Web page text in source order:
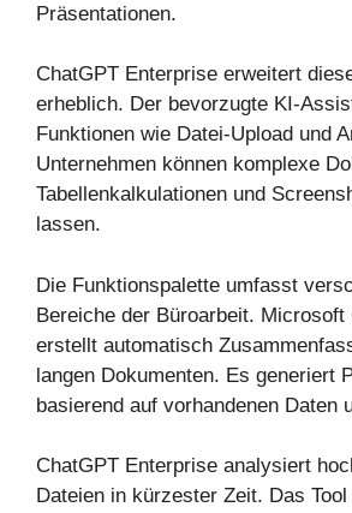
Präsentationen.
ChatGPT Enterprise erweitert
erheblich. Der bevorzugte KI-
Funktionen wie Datei-Upload und
Unternehmen können komplexe
Tabellenkalkulationen und
lassen.
Die Funktionspalette umfasst
Bereiche der Büroarbeit. Microsoft
erstellt automatisch
langen Dokumenten. Es generiert
basierend auf vorhandenen Daten
ChatGPT Enterprise analysiert
Dateien in kürzester Zeit. Das